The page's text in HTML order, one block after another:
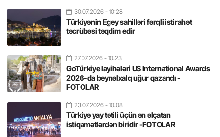
30.07.2026 - 10:28
Türkiyənin Egey sahilləri fərqli istirahət
təcrübəsi təqdim edir
27.07.2026 - 10:23
GoTürkiye layihələri US International Awards
2026-da beynəlxalq uğur qazandı -
FOTOLAR
23.07.2026 - 10:08
Türkiyə yay tətili üçün ən əlçatan
istiqamətlərdən biridir -FOTOLAR